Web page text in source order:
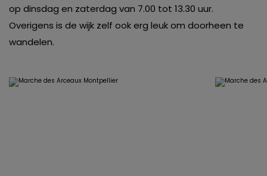
Merci!
op dinsdag en zaterdag van 7.00 tot 13.30 uur.
Overigens is de wijk zelf ook erg leuk om doorheen te
wandelen.